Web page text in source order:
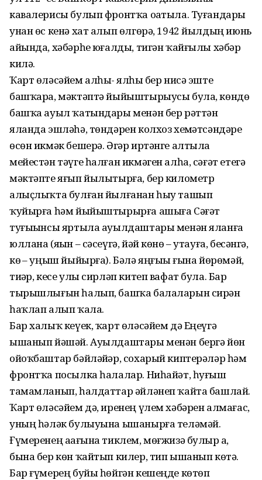
кавалерисы булып фронтҡа оҙатыла. Туғандары
унан өс кенә хат алып өлгөрә, 1942 йылдың июнь
айында, хәбәрһеҙ юғалды, тигән ҡайғылы хәбәр
килә.
Ҡарт өләсәйем алһыҙ- ялһыҙ бер нисә эште
башҡара, мәктәптә йыйыштырыусы була, көндөҙ
башҡа ауыл ҡатындары менән бер рәттән
яланда эшләһә, төндәрен колхоз хеҙмәтсәндәре
өсөн икмәк бешерә. Әгәр иртәнге алтыла
мейестән тәүге һалған икмәген алһа, сәғәт етегә
мәктәпте яғып йылытырға, бер километр
алыҫлыҡта булған йылғанан һыу ташып
ҡуйырға һәм йыйыштырырға ашыға Сәғәт
туғыҙынсы яртыла ауылдаштары менән яланға
юллана (яҙын – сәсеүгә, йәй көнө – утауға, бесәнгә,
көҙ – уңыш йыйырға). Бәлә яңғыҙы ғына йөрөмәй,
тиҙәр, кесе улы сирләп китеп вафат була. Бар
тырышлығын һалып, башҡа балаларын сирҙән
һаҡлап алып ҡала.
Бар халыҡ кеүек, ҡарт өләсәйем дә Еңеүгә
ышанып йәшәй. Ауылдаштары менән бергә йөн
ойоҡбаштар бәйләйҙәр, сохарый киптерәләр һәм
фронтҡа посылка һалалар. Ниһайәт, һуғыш
тамамланып, һалдаттар әйләнеп ҡайта башлай.
Ҡарт өләсәйем дә, иренең үлем хәбәрен алмағас,
уның һәләк булыуына ышанырға теләмәй.
Ғүмеренең аҙағына тиклем, мөғжизә булыр ҙа,
бына бер көн ҡайтып килер, тип ышанып көтә.
Бар ғүмерең буйы һөйгән кешеңде көтөп